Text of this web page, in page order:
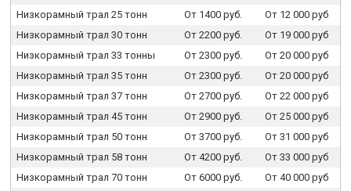
Низкорамный трал 25 тонн
От 1400 руб.
От 12 000 руб
Низкорамный трал 30 тонн
От 2200 руб.
От 19 000 руб
Низкорамный трал 33 тонны
От 2300 руб.
От 20 000 руб
Низкорамный трал 35 тонн
От 2300 руб.
От 20 000 руб
Низкорамный трал 37 тонн
От 2700 руб.
От 22 000 руб
Низкорамный трал 45 тонн
От 2900 руб.
От 25 000 руб
Низкорамный трал 50 тонн
От 3700 руб.
От 31 000 руб
Низкорамный трал 58 тонн
От 4200 руб.
От 33 000 руб
Низкорамный трал 70 тонн
От 6000 руб.
От 40 000 руб